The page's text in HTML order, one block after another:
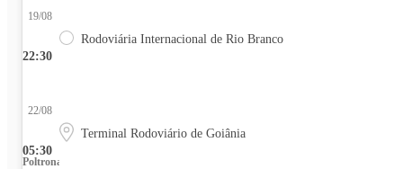
22:30
19/08
Rodoviária Internacional de Rio Branco
05:30
22/08
Terminal Rodoviário de Goiânia
Poltrona